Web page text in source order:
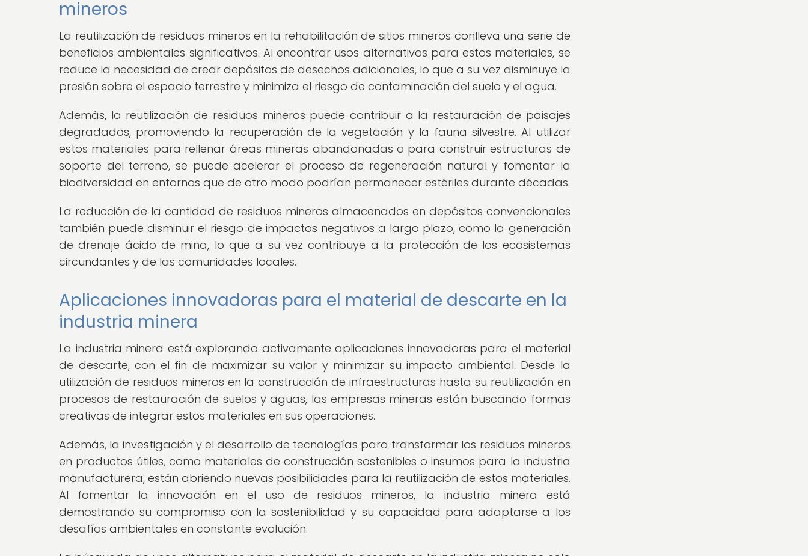
mineros
La reutilización de residuos mineros en la rehabilitación de sitios mineros conlleva una serie de
beneficios ambientales significativos. Al encontrar usos alternativos para estos materiales, se
reduce la necesidad de crear depósitos de desechos adicionales, lo que a su vez disminuye la
presión sobre el espacio terrestre y minimiza el riesgo de contaminación del suelo y el agua.
Además, la reutilización de residuos mineros puede contribuir a la restauración de paisajes
degradados, promoviendo la recuperación de la vegetación y la fauna silvestre. Al utilizar
estos materiales para rellenar áreas mineras abandonadas o para construir estructuras de
soporte del terreno, se puede acelerar el proceso de regeneración natural y fomentar la
biodiversidad en entornos que de otro modo podrían permanecer estériles durante décadas.
La reducción de la cantidad de residuos mineros almacenados en depósitos convencionales
también puede disminuir el riesgo de impactos negativos a largo plazo, como la generación
de drenaje ácido de mina, lo que a su vez contribuye a la protección de los ecosistemas
circundantes y de las comunidades locales.
Aplicaciones innovadoras para el material de descarte en la
industria minera
La industria minera está explorando activamente aplicaciones innovadoras para el material
de descarte, con el fin de maximizar su valor y minimizar su impacto ambiental. Desde la
utilización de residuos mineros en la construcción de infraestructuras hasta su reutilización en
procesos de restauración de suelos y aguas, las empresas mineras están buscando formas
creativas de integrar estos materiales en sus operaciones.
Además, la investigación y el desarrollo de tecnologías para transformar los residuos mineros
en productos útiles, como materiales de construcción sostenibles o insumos para la industria
manufacturera, están abriendo nuevas posibilidades para la reutilización de estos materiales.
Al fomentar la innovación en el uso de residuos mineros, la industria minera está
demostrando su compromiso con la sostenibilidad y su capacidad para adaptarse a los
desafíos ambientales en constante evolución.